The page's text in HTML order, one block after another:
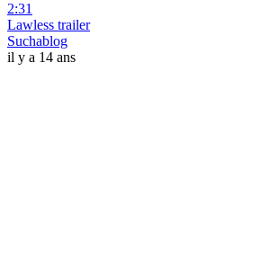
2:31
Lawless trailer
Suchablog
il y a 14 ans